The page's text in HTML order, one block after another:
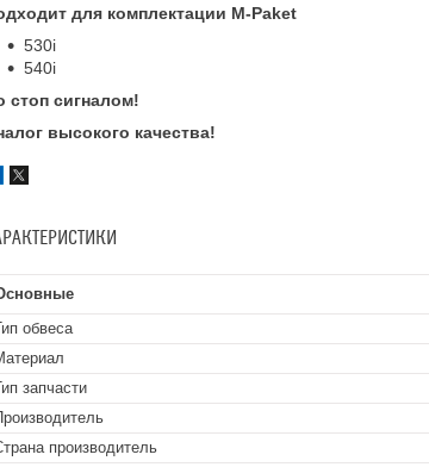
для комплектации M-Paket
530i
540i
стоп сигналом!
высокого качества!
обвеса
запчасти
производитель